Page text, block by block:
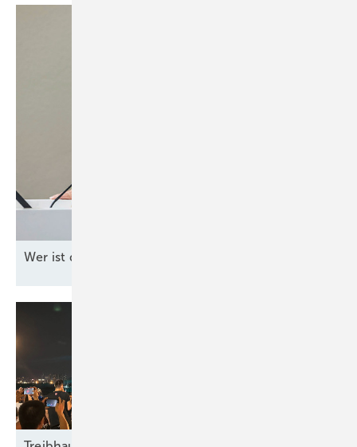
W er ist die Nachfolgerin von Simone